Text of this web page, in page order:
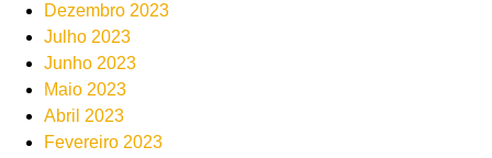
Dezembro 2023
Julho 2023
Junho 2023
Maio 2023
Abril 2023
Fevereiro 2023